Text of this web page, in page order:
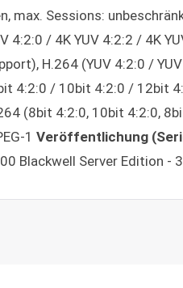
max. Sessions:
4:2:0 / 4K YUV 4:2:2 / 4K
H.264 (YUV 4:2:0 /
4:2:0 / 10bit 4:2:0 / 12bit
(8bit 4:2:0, 10bit 4:2:0,
1Veröffentlichung
Blackwell Server Edition -